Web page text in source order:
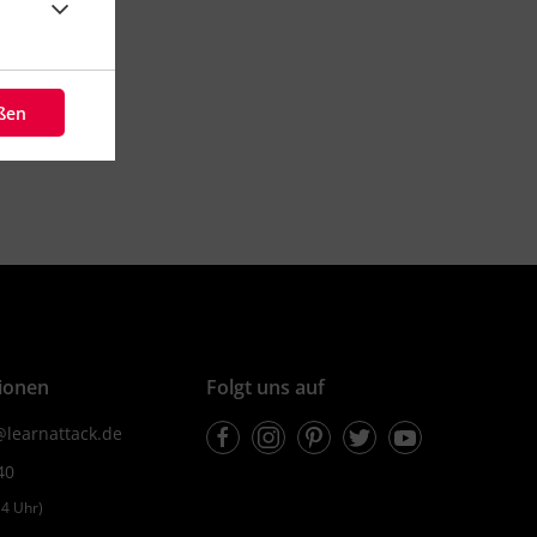
Uhr)
Folgt uns auf
FacebookInstagramPinterestTwitterYoutube